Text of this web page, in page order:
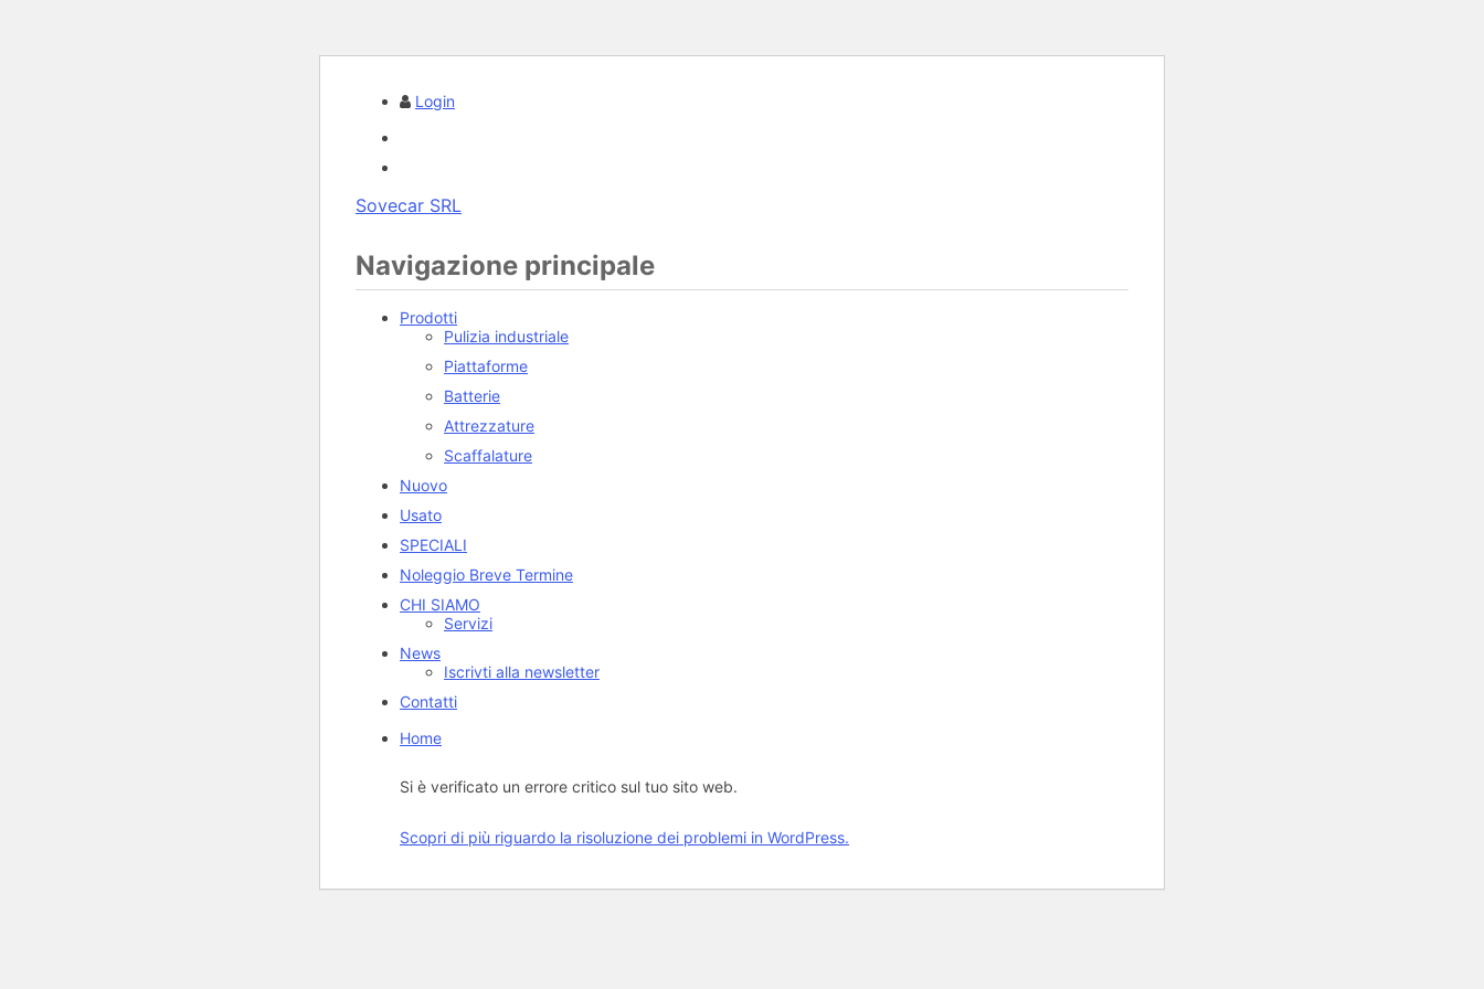
Login
Sovecar SRL
Navigazione principale
Prodotti
Pulizia industriale
Piattaforme
Batterie
Attrezzature
Scaffalature
Nuovo
Usato
SPECIALI
Noleggio Breve Termine
CHI SIAMO
Servizi
News
Iscrivti alla newsletter
Contatti
Home
Si è verificato un errore critico sul tuo sito web.
Scopri di più riguardo la risoluzione dei problemi in WordPress.